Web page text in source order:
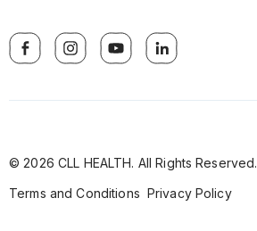
© 2026 CLL HEALTH. All Rights Reserved.
Terms and Conditions Privacy Policy